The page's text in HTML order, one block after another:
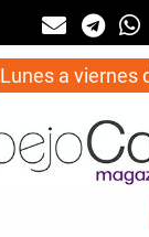
Lunes a viernes